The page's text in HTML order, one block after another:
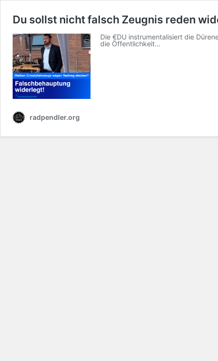
Du sollst nicht falsch Zeugnis reden
Die €DU instrumentalisiert die
die Öffentlichkeit…
radpendler.org